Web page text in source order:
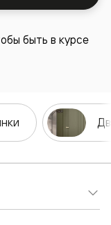
быть в курсе